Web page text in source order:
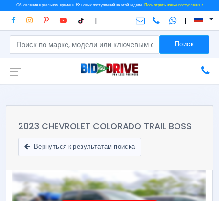
Обновления в реальном времени: 63 новых поступлений на этой неделе.Посмотреть новые поступления >
| |
Поиск
2023 CHEVROLET COLORADO TRAIL BOSS
Вернуться к результатам поиска